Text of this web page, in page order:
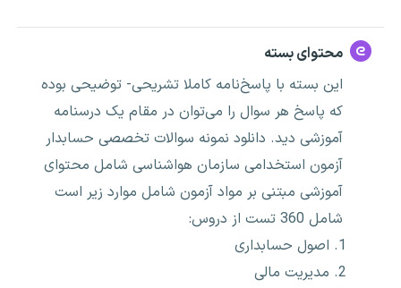
محتوای بسته
این بسته با پاسخ‌نامه کاملا تشریحی- توضیحی بوده
که پاسخ هر سوال را می‌توان در مقام یک درسنامه
آموزشی دید. دانلود نمونه سوالات تخصصی حسابدار
آزمون استخدامی سازمان هواشناسی شامل محتوای
آموزشی مبتنی بر مواد آزمون شامل موارد زیر است
شامل 360 تست از دروس:
اصول حسابداری
مدیریت مالی